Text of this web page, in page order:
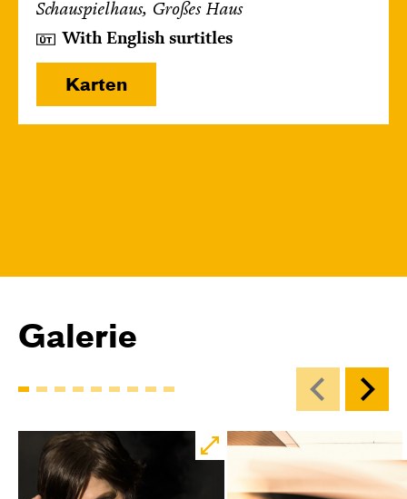
Schauspielhaus, Großes Haus
With English surtitles
Karten
Galerie